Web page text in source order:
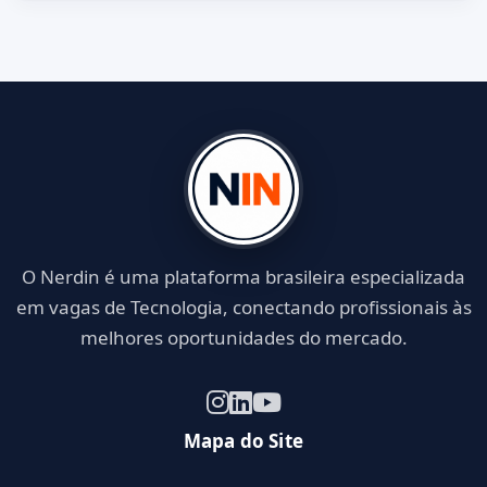
O Nerdin é uma plataforma brasileira especializada
em vagas de Tecnologia, conectando profissionais às
melhores oportunidades do mercado.
Mapa do Site